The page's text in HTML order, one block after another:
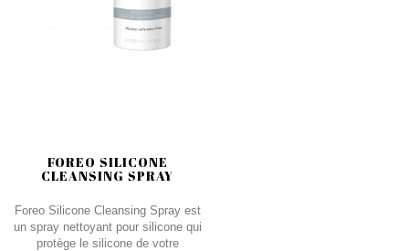
FOREO SILICONE
CLEANSING SPRAY
Foreo Silicone Cleansing Spray est
un spray nettoyant pour silicone qui
protège le silicone de votre